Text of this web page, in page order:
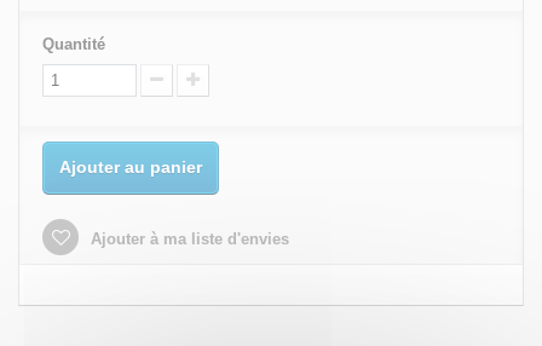
Quantité
Ajouter au panier
Ajouter à ma liste d'envies